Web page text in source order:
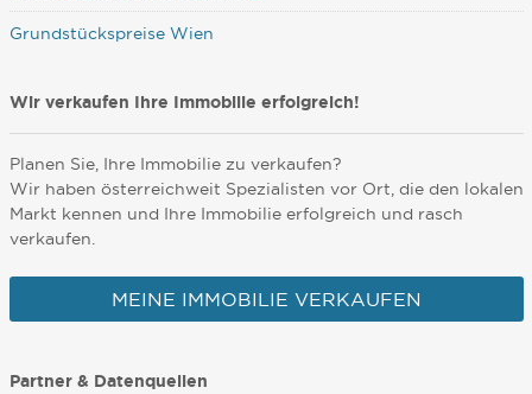
Grundstückspreise Wien
Wir verkaufen Ihre Immobilie erfolgreich!
Planen Sie, Ihre Immobilie zu verkaufen?
Wir haben österreichweit Spezialisten vor Ort, die den lokalen
Markt kennen und Ihre Immobilie erfolgreich und rasch
verkaufen.
MEINE IMMOBILIE VERKAUFEN
Partner & Datenquellen